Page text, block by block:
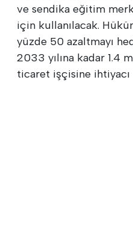
ve sendika eğitim
için kullanılacak.
yüzde 50 azaltmayı
2033 yılına kadar 1.4
ticaret işçisine ihtiyacı